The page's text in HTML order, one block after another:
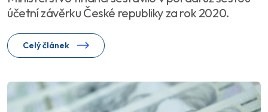
účetní závěrku České republiky za rok 2020.
Celý článek